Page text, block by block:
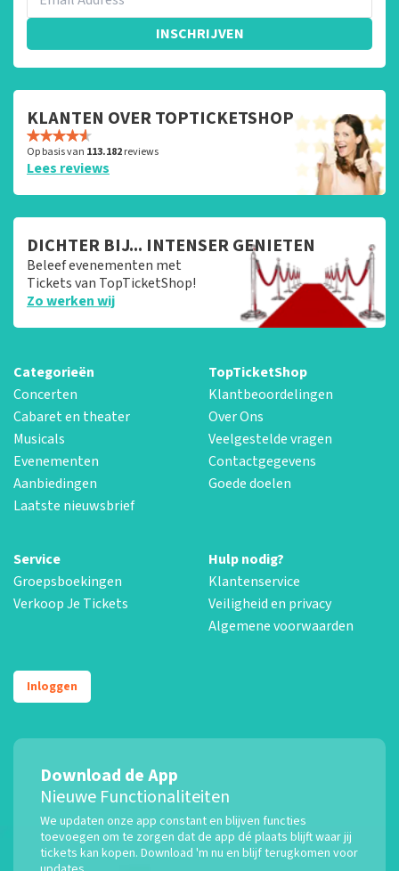
INSCHRIJVEN
KLANTEN OVER TOPTICKETSHOP
Op basis van 113.182reviews
Lees reviews
DICHTER BIJ... INTENSER GENIETEN
Beleef evenementen met
Tickets van TopTicketShop!
Zo werken wij
Categorieën
Concerten
Cabaret en theater
Musicals
Evenementen
Aanbiedingen
Laatste nieuwsbrief
TopTicketShop
Klantbeoordelingen
Over Ons
Veelgestelde vragen
Contactgegevens
Goede doelen
Service
Groepsboekingen
Verkoop Je Tickets
Hulp nodig?
Klantenservice
Veiligheid en privacy
Algemene voorwaarden
Inloggen
Download de App
Nieuwe Functionaliteiten
We updaten onze app constant en blijven functies
toevoegen om te zorgen dat de app dé plaats blijft waar jij
tickets kan kopen. Download 'm nu en blijf terugkomen voor